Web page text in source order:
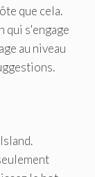
que cela.
qui s'engage
au niveau